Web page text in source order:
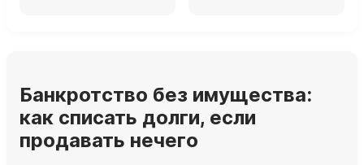
Банкротство без имущества:
как списать долги, если
продавать нечего